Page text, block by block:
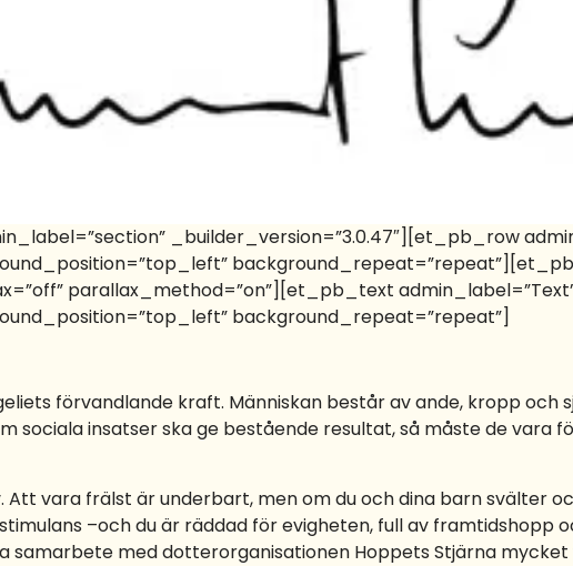
_builder_version=”3.0.47″][et_pb_row
parallax_method=”on”][et_pb_text
background_repeat=”repeat”]
förvandlande kraft. Människan består av ande, kropp
sociala insatser ska ge bestående resultat, så måste de
Att vara frälst är underbart, men om du och dina barn svälter
–och du är räddad för evigheten, full av framtidshopp
samarbete med dotterorganisationen Hoppets Stjärna